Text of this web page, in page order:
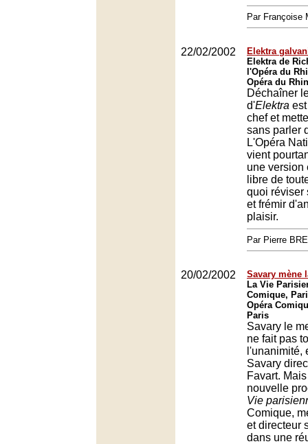
Par Françoise
22/02/2002
Elektra
Elektra de
l'Opéra du
Opéra du
Déchaîner
d'Elektra
chef et
sans parler
L'Opéra
vient
une version
libre de
quoi réviser
et frémir
plaisir.
Par Pierre
20/02/2002
Savary mène
La Vie
Comique,
Opéra
Paris
Savary le
ne fait pas
l'unanimité,
Savary
Favart.
nouvelle
Vie
Comique,
et directeur
dans une